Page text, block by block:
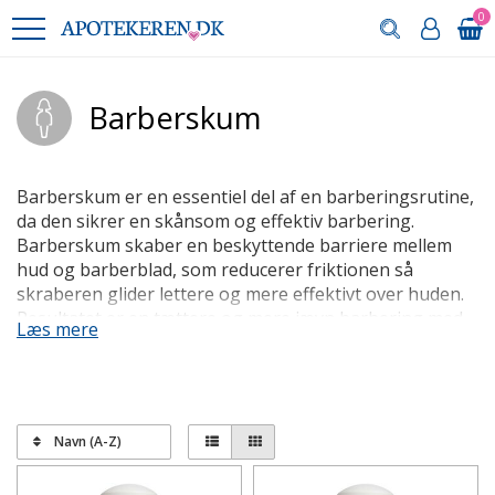
0
Barberskum
Barberskum er en essentiel del af en barberingsrutine,
da den sikrer en skånsom og effektiv barbering.
Barberskum skaber en beskyttende barriere mellem
hud og barberblad, som reducerer friktionen så
skraberen glider lettere og mere effektivt over huden.
Resultatet er en tættere og mere jævn barbering med
færre træk og irritationer. Ved at reducere friktionen
Sådan anvender du barberskum
Læs mere
Navn (A-Z)